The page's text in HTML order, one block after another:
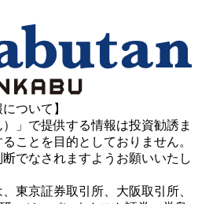
ついて】
」で提供する情報は投資勧誘ま
ことを目的としておりません。
でなされますようお願いいたし
東京証券取引所、大阪取引所、